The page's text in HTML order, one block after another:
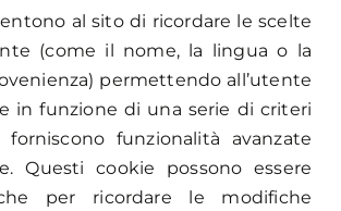
al sito di ricordare le scelte
(come il nome, la lingua o la
permettendo all’utente
in funzione di una serie di criteri
forniscono funzionalità avanzate
Questi cookie possono essere
per ricordare le modifiche